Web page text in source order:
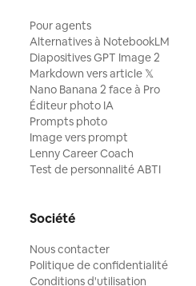
Pour agents
Alternatives à NotebookLM
Diapositives GPT Image 2
Markdown vers article 𝕏
Nano Banana 2 face à Pro
Éditeur photo IA
Prompts photo
Image vers prompt
Lenny Career Coach
Test de personnalité ABTI
Société
Nous contacter
Politique de confidentialité
Conditions d'utilisation